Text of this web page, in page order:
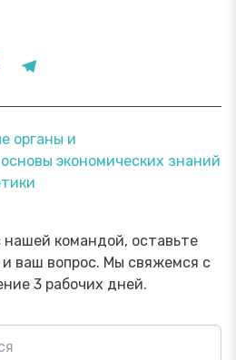
органы и
экономических знаний
нашей командой, оставьте
ваш вопрос. Мы свяжемся с
3 рабочих дней.